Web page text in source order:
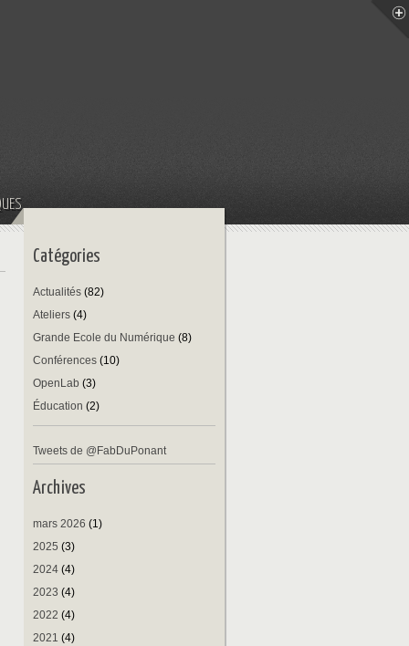
Catégories
Actualités (82)
Ateliers (4)
Grande Ecole du Numérique (8)
Conférences (10)
OpenLab (3)
Éducation (2)
Tweets de @FabDuPonant
Archives
mars 2026 (1)
2025 (3)
2024 (4)
2023 (4)
2022 (4)
2021 (4)